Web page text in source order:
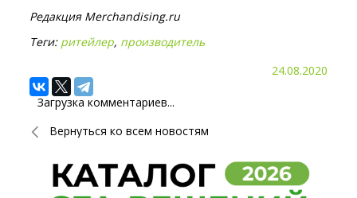
Редакция Merchandising.ru
Теги: ритейлер, производитель
24.08.2020
Загрузка комментариев...
Вернуться ко всем новостям